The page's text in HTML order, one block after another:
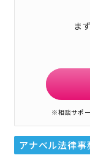
ま
※相談サポ
アナベル法律事